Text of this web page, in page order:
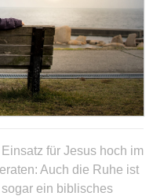
für Jesus hoch im
Auch die Ruhe ist
ein biblisches